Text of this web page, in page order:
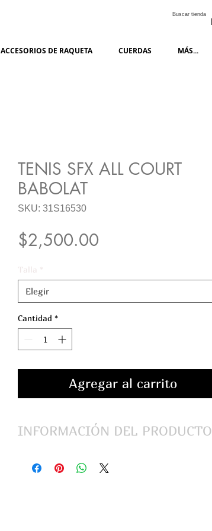
ACCESORIOS DE RAQUETA CUERDAS MÁS...
Buscar tienda
TENIS SFX ALL COURT
BABOLAT
SKU: 31S16530
$2,500.00
Talla *
Elegir
Cantidad *
Agregar al carrito
INFORMACIÓN DEL PRODUCTO